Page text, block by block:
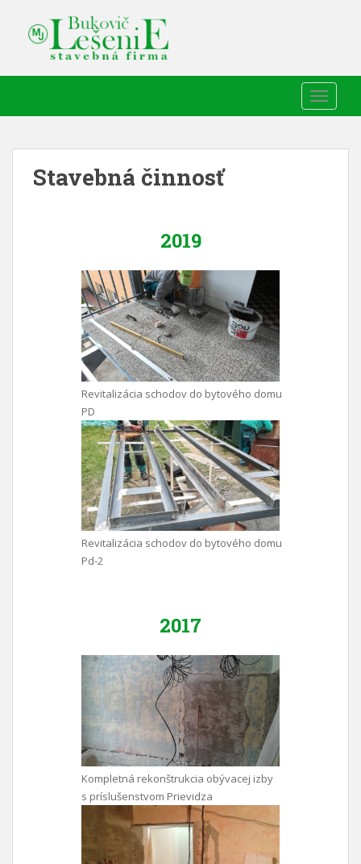
Stavebná činnosť
2019
Revitalizácia schodov do bytového domu
PD
Revitalizácia schodov do bytového domu
Pd-2
2017
Kompletná rekonštrukcia obývacej izby
s príslušenstvom Prievidza